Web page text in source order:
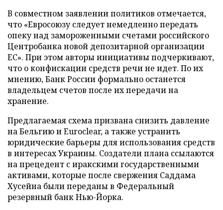
В совместном заявлении политиков отмечается,
что «Евросоюзу следует немедленно передать
опеку над замороженными счетами российского
Центробанка новой депозитарной организации
ЕС». При этом авторы инициативы подчеркивают,
что о конфискации средств речи не идет. По их
мнению, Банк России формально останется
владельцем счетов после их передачи на
хранение.
Предлагаемая схема призвана снизить давление
на Бельгию и Euroclear, а также устранить
юридические барьеры для использования средств
в интересах Украины. Создатели плана ссылаются
на прецедент с иракскими государственными
активами, которые после свержения Саддама
Хусейна были переданы в Федеральный
резервный банк Нью-Йорка.